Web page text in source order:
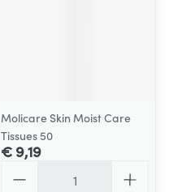
Molicare Skin Moist Care
Tissues 50
€ 9,19